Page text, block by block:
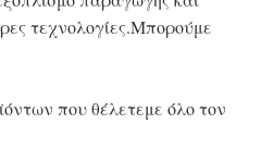
τεχνολογίες.Μπορούμε
που θέλετεμε όλο τον